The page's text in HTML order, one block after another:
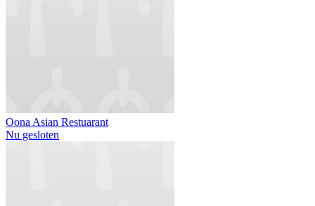
Oona Asian Restuarant
Nu gesloten